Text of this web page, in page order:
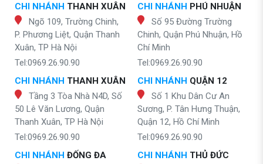
CHI NHÁNH THANH XUÂN
Ngõ 109, Trường Chinh,
P. Phương Liệt, Quận Thanh
Xuân, TP Hà Nội
Tel:0969.26.90.90
CHI NHÁNH THANH XUÂN
Tầng 3 Tòa Nhà N4D, Số
50 Lê Văn Lương, Quận
Thanh Xuân, TP Hà Nội
Tel:0969.26.90.90
CHI NHÁNH ĐỐNG ĐA
CHI NHÁNH PHÚ NHUẬN
Số 95 Đường Trường
Chinh, Quận Phú Nhuận, Hồ
Chí Minh
Tel:0969.26.90.90
CHI NHÁNH QUẬN 12
Số 1 Khu Dân Cư An
Sương, P. Tân Hưng Thuận,
Quận 12, Hồ Chí Minh
Tel:0969.26.90.90
CHI NHÁNH THỦ ĐỨC